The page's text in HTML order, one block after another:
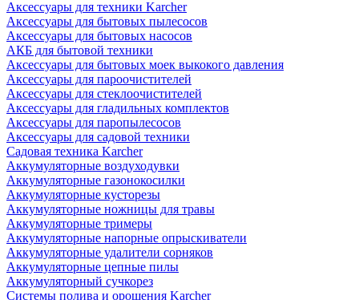
Аксессуары для техники Karcher
Аксессуары для бытовых пылесосов
Аксессуары для бытовых насосов
АКБ для бытовой техники
Аксессуары для бытовых моек выкокого давления
Аксессуары для пароочистителей
Аксессуары для стеклоочистителей
Аксессуары для гладильных комплектов
Аксессуары для паропылесосов
Аксессуары для садовой техники
Садовая техника Karcher
Аккумуляторные воздуходувки
Аккумуляторные газонокосилки
Аккумуляторные кусторезы
Аккумуляторные ножницы для травы
Аккумуляторные тримеры
Аккумуляторные напорные опрыскиватели
Аккумуляторные удалители сорняков
Аккумуляторные цепные пилы
Аккумуляторный сучкорез
Системы полива и орошения Karcher